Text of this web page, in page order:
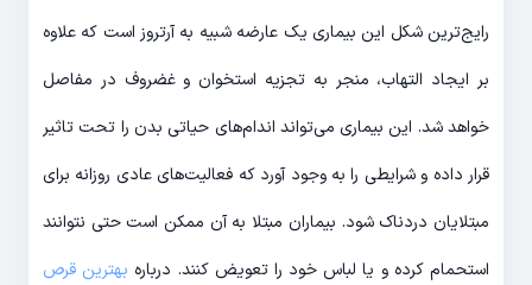
رایج‌ترین شکل این بیماری یک عارضه شبیه به آرتروز است که علاوه
بر ایجاد التهاب، منجر به تجزیه استخوان و غضروف در مفاصل
خواهد شد. این بیماری می‌تواند اندام‌های حیاتی بدن را تحت تاثیر
قرار داده و شرایطی را به وجود آورد که فعالیت‌های عادی روزانه برای
مبتلایان دردناک شود. بیماران مبتلا به آن ممکن است حتی نتوانند
استحمام کرده و یا لباس خود را تعویض کنند. درباره بهترین قرص